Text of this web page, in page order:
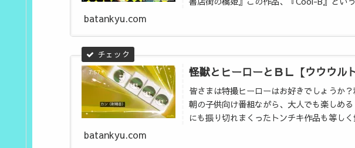
batankyu.com
怪獣とヒーローとＢＬ【ウウウル
皆さまは特撮ヒーローはお好きでしょうか
朝の子供向け番組ながら、大人でも楽しめ
にも振り切れまくったトンチキ作品も等し
batankyu.com